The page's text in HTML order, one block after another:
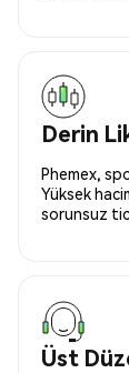
Derin
Phemex,
Yüksek
sorunsuz
Üst